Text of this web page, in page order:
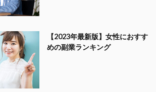
【2023年最新版】女性におすす
めの副業ランキング